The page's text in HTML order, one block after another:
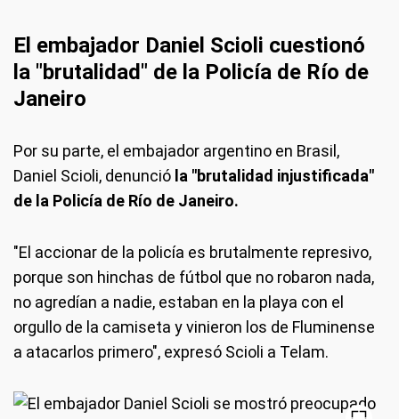
El embajador Daniel Scioli cuestionó
la "brutalidad" de la Policía de Río de
Janeiro
Por su parte, el embajador argentino en Brasil,
Daniel Scioli, denunció la "brutalidad injustificada"
de la Policía de Río de Janeiro.
"El accionar de la policía es brutalmente represivo,
porque son hinchas de fútbol que no robaron nada,
no agredían a nadie, estaban en la playa con el
orgullo de la camiseta y vinieron los de Fluminense
a atacarlos primero", expresó Scioli a Telam.